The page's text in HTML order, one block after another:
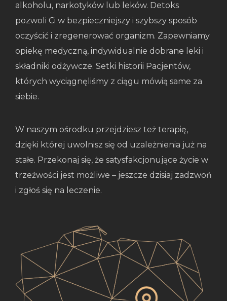
alkoholu, narkotyków lub leków. Detoks
pozwoli Ci w bezpieczniejszy i szybszy sposób
oczyścić i zregenerować organizm. Zapewniamy
opiekę medyczną, indywidualnie dobrane leki i
składniki odżywcze. Setki historii Pacjentów,
których wyciągnęliśmy z ciągu mówią same za
siebie.
W naszym ośrodku przejdziesz też terapię,
dzięki której uwolnisz się od uzależnienia już na
stałe. Przekonaj się, że satysfakcjonujące życie w
trzeźwości jest możliwe – jeszcze dzisiaj zadzwoń
i zgłoś się na leczenie.